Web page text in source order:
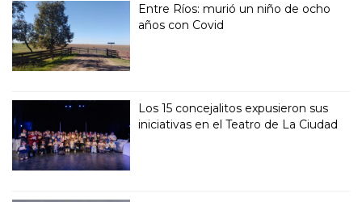
Entre Ríos: murió un niño de ocho
años con Covid
Los 15 concejalitos expusieron sus
iniciativas en el Teatro de La Ciudad